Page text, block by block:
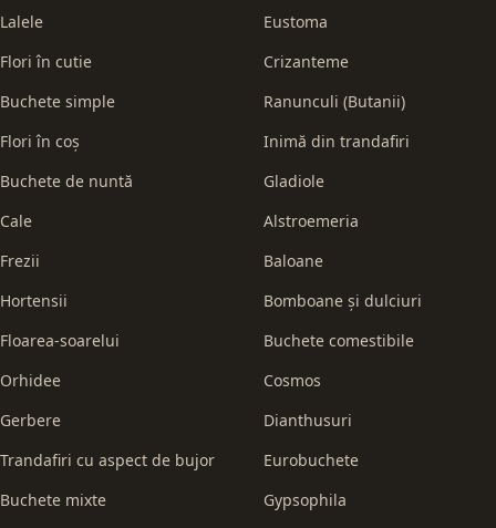
Lalele
Flori în cutie
Buchete simple
Flori în coș
Buchete de nuntă
Cale
Frezii
Hortensii
Floarea-soarelui
Orhidee
Gerbere
Trandafiri cu aspect de bujor
Buchete mixte
Eustoma
Crizanteme
Ranunculi (Butanii)
Inimă din trandafiri
Gladiole
Alstroemeria
Baloane
Bomboane și dulciuri
Buchete comestibile
Cosmos
Dianthusuri
Eurobuchete
Gypsophila